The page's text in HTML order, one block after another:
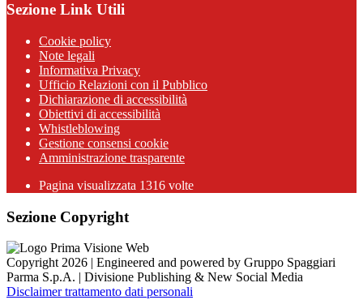
Sezione Link Utili
Cookie policy
Note legali
Informativa Privacy
Ufficio Relazioni con il Pubblico
Dichiarazione di accessibilità
Obiettivi di accessibilità
Whistleblowing
Gestione consensi cookie
Amministrazione trasparente
Pagina visualizzata 1316 volte
Sezione Copyright
Copyright 2026 | Engineered and powered by Gruppo Spaggiari
Parma S.p.A. | Divisione Publishing & New Social Media
Disclaimer trattamento dati personali